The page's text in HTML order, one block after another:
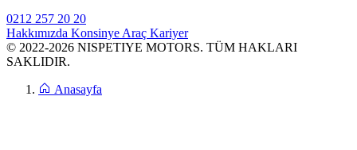
0212 257 20 20
Hakkımızda Konsinye Araç Kariyer
© 2022-2026 NISPETIYE MOTORS. TÜM HAKLARI
SAKLIDIR.
Anasayfa